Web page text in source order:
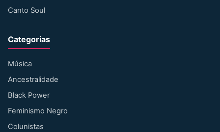
Canto Soul
Categorias
Música
Ancestralidade
Black Power
Feminismo Negro
Colunistas